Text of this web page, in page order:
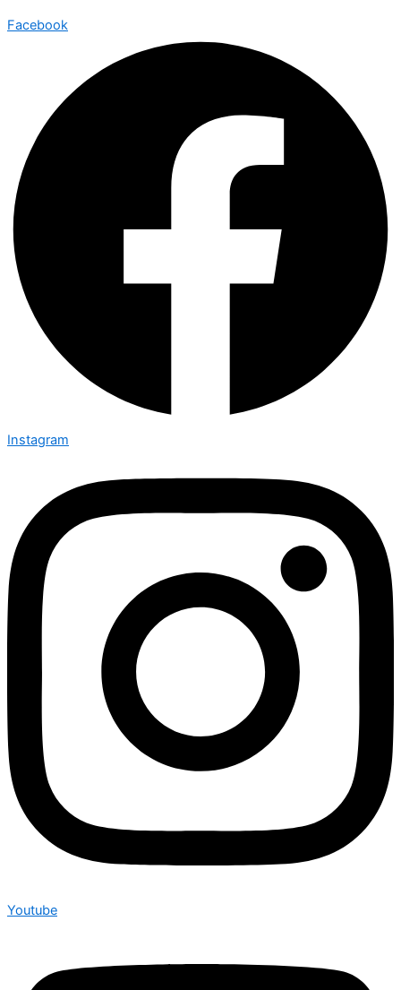
Facebook
Instagram
Youtube